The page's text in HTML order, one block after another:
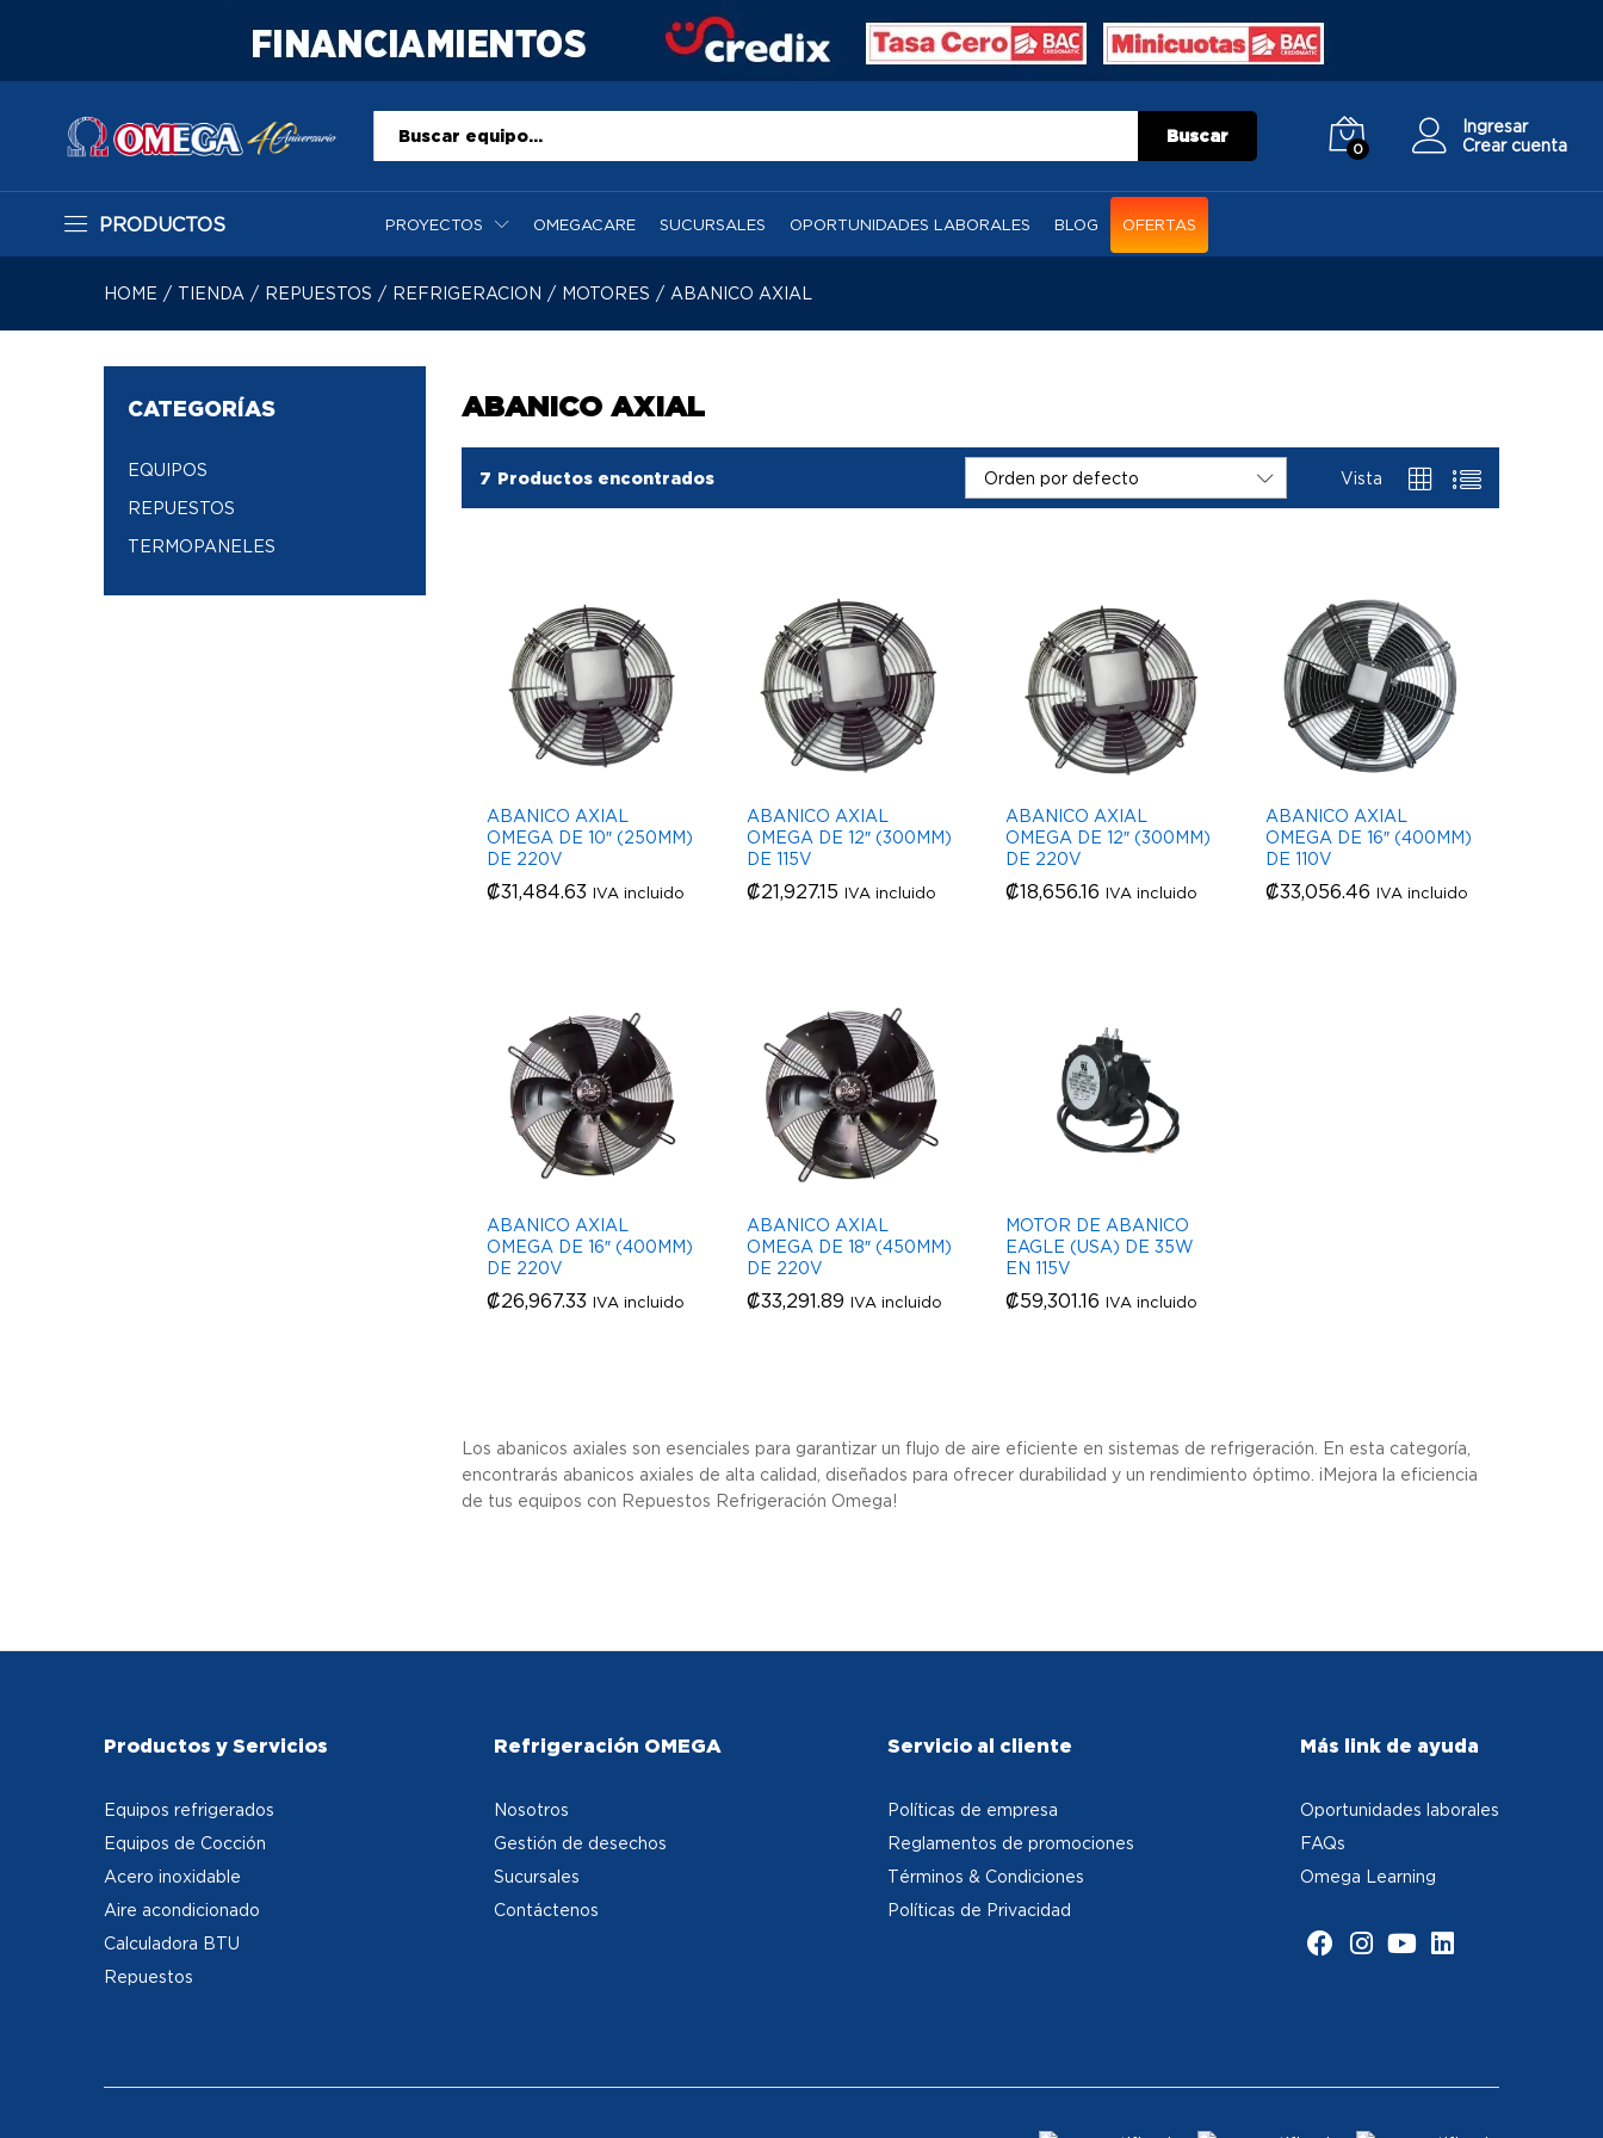
Todo Buscar
0
Ingresar
Crear cuenta
PRODUCTOS PROYECTOS OMEGACARE SUCURSALES OPORTUNIDADES LABORALES BLOG OFERTAS
HOME / TIENDA / REPUESTOS / REFRIGERACION / MOTORES / ABANICO AXIAL
ABANICO AXIAL
7 Productos encontrados Vista
Orden por defecto
ABANICO AXIAL
OMEGA DE 10″ (250MM)
DE 220V
₡31,484.63 IVA incluido
₡31,484.63
ABANICO AXIAL
OMEGA DE 12″ (300MM)
DE 115V
₡21,927.15 IVA incluido
₡21,927.15
ABANICO AXIAL
OMEGA DE 12″ (300MM)
DE 220V
₡18,656.16 IVA incluido
₡18,656.16
ABANICO AXIAL
OMEGA DE 16″ (400MM)
DE 110V
₡33,056.46 IVA incluido
₡33,056.46
ABANICO AXIAL
OMEGA DE 16″ (400MM)
DE 220V
₡26,967.33 IVA incluido
₡26,967.33
ABANICO AXIAL
OMEGA DE 18″ (450MM)
DE 220V
₡33,291.89 IVA incluido
₡33,291.89
MOTOR DE ABANICO
EAGLE (USA) DE 35W
EN 115V
₡59,301.16 IVA incluido
₡59,301.16
Los abanicos axiales son esenciales para garantizar un flujo de aire eficiente en sistemas de refrigeración. En esta categoría,
encontrarás abanicos axiales de alta calidad, diseñados para ofrecer durabilidad y un rendimiento óptimo. ¡Mejora la eficiencia
de tus equipos con Repuestos Refrigeración Omega!
CATEGORÍAS
EQUIPOS
REPUESTOS
TERMOPANELES
Productos y Servicios
Equipos refrigerados
Equipos de Cocción
Acero inoxidable
Aire acondicionado
Calculadora BTU
Repuestos
Refrigeración OMEGA
Nosotros
Gestión de desechos
Sucursales
Contáctenos
Servicio al cliente
Políticas de empresa
Reglamentos de promociones
Términos & Condiciones
Políticas de Privacidad
Más link de ayuda
Oportunidades laborales
FAQs
Omega Learning